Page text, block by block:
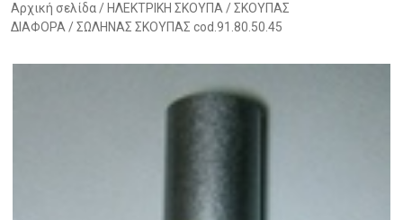
Αρχική σελίδα / ΗΛΕΚΤΡΙΚΗ ΣΚΟΥΠΑ /ΣΚΟΥΠΑΣ
ΔΙΑΦΟΡΑ / ΣΩΛΗΝΑΣ ΣΚΟΥΠΑΣ cod.91.80.50.45